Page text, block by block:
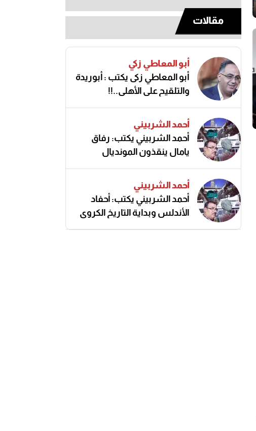
مقالات
أبو المعاطي زكي
أبو المعاطي زكى يكتب : أبوريدة
والتلقيح على الأهلى..!!
أحمد الشربيني
أحمد الشربيني يكتب: رفاق
يامال ينقذون المونديال
أحمد الشربيني
أحمد الشربيني يكتب: أحفاد
الأندلس وبداية التاريخ الكروي